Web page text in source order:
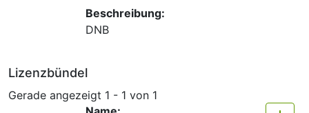
Beschreibung:
DNB
Lizenzbündel
Gerade angezeigt 1 - 1 von 1